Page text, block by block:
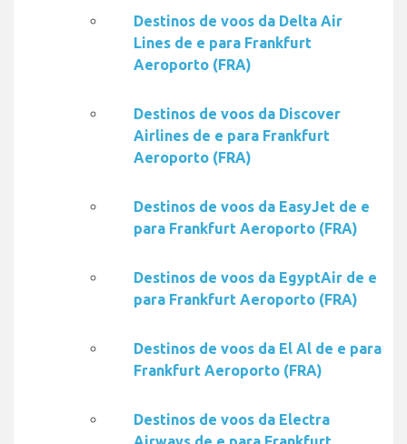
Destinos de voos da Delta Air
Lines de e para Frankfurt
Aeroporto (FRA)
Destinos de voos da Discover
Airlines de e para Frankfurt
Aeroporto (FRA)
Destinos de voos da EasyJet de e
para Frankfurt Aeroporto (FRA)
Destinos de voos da EgyptAir de e
para Frankfurt Aeroporto (FRA)
Destinos de voos da El Al de e para
Frankfurt Aeroporto (FRA)
Destinos de voos da Electra